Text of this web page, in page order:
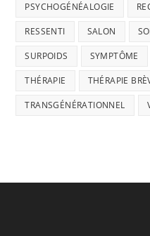
PSYCHOGÉNÉALOGIE
RESSENTI SALON
SURPOIDS SYMPTÔME
THÉRAPIE THÉRAPIE
TRANSGÉNÉRATIONNEL